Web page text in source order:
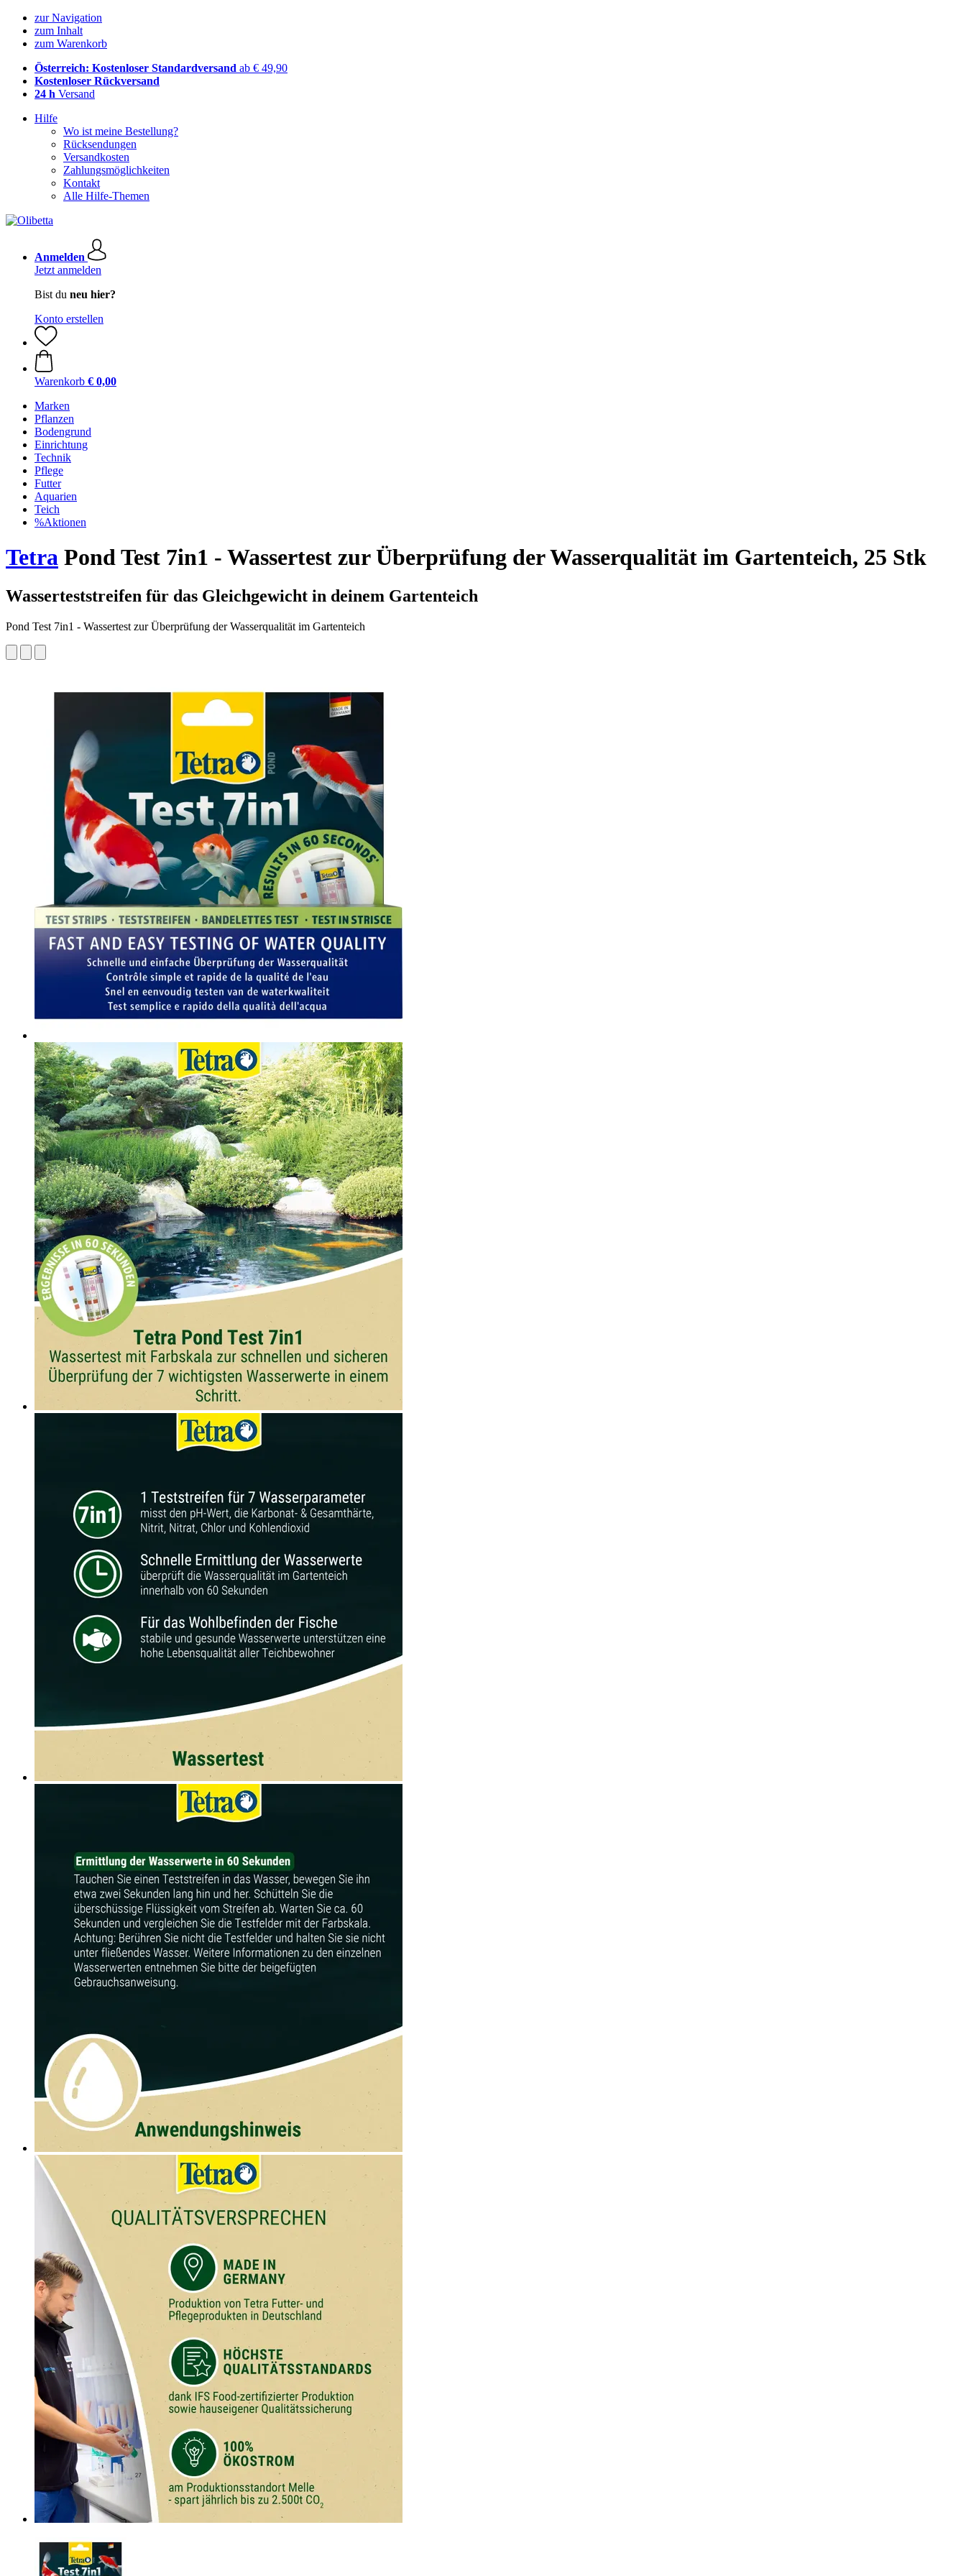
zur Navigation
zum Inhalt
zum Warenkorb
Österreich: Kostenloser Standardversand ab € 49,90
Kostenloser Rückversand
24 h Versand
Hilfe
Wo ist meine Bestellung?
Rücksendungen
Versandkosten
Zahlungsmöglichkeiten
Kontakt
Alle Hilfe-Themen
Anmelden
Jetzt anmelden
Bist du neu hier?
Konto erstellen
Warenkorb € 0,00
Marken
Pflanzen
Bodengrund
Einrichtung
Technik
Pflege
Futter
Aquarien
Teich
%Aktionen
Tetra Pond Test 7in1 - Wassertest zur Überprüfung der Wasserqualität im Gartenteich, 25 Stk
Wasserteststreifen für das Gleichgewicht in deinem Gartenteich
Pond Test 7in1 - Wassertest zur Überprüfung der Wasserqualität im Gartenteich